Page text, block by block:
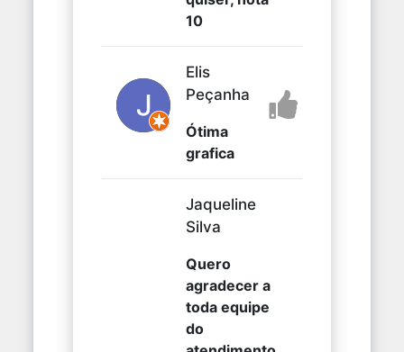
10
Elis
Peçanha
Ótima
grafica
Jaqueline
Silva
Quero
agradecer a
toda equipe
do